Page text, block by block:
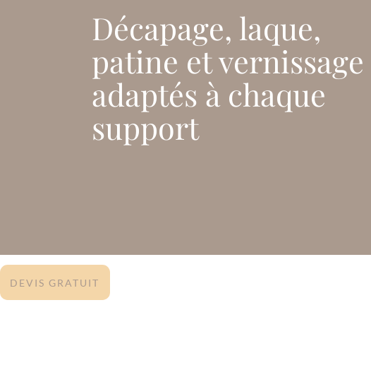
Décapage, laque,
patine et vernissage
adaptés à chaque
support
DEVIS GRATUIT